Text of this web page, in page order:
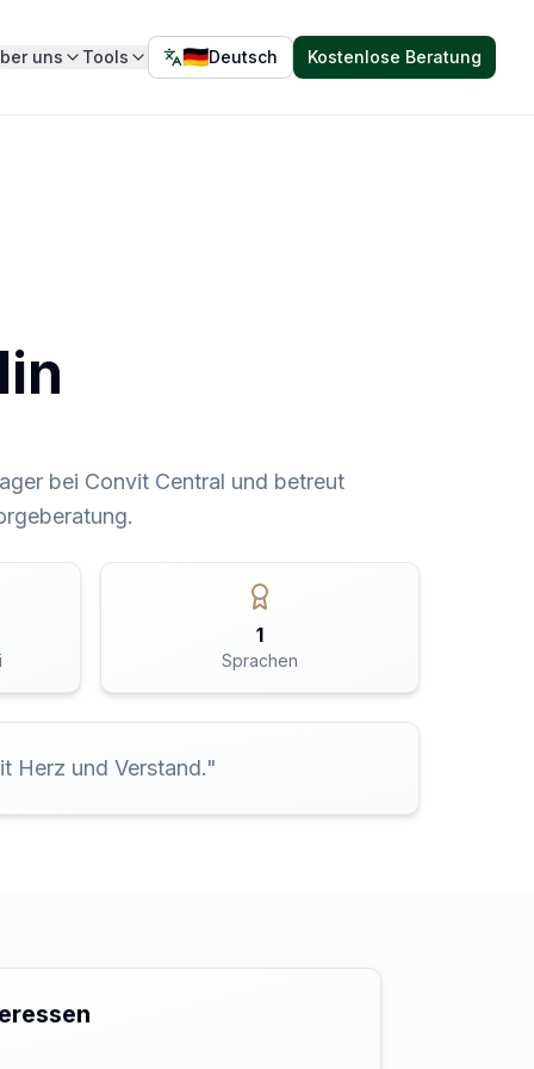
uns Tools 🇩🇪Deutsch
Sprache wählen – aktuellDeutsch
Kostenlose Beratung
bei Convit Central und betreut
1
Sprachen
Herz und Verstand."